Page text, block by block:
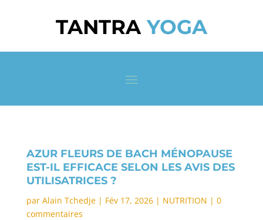
TANTRAYOGA
AZUR FLEURS DE BACH MÉNOPAUSE
EST-IL EFFICACE SELON LES AVIS DES
UTILISATRICES ?
par Alain Tchedje| Fév 17, 2026| NUTRITION | 0
commentaires